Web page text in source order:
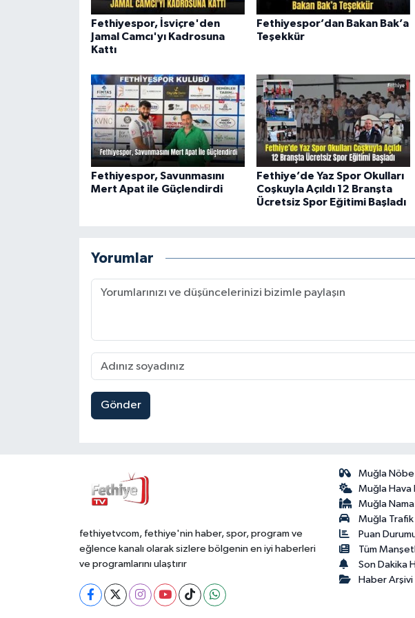
Fethiyespor, İsviçre'den
Jamal Camcı'yı Kadrosuna
Kattı
Fethiyespor’dan Bakan Bak’a
Teşekkür
Fethiyespor, Savunmasını
Mert Apat ile Güçlendirdi
Fethiye’de Yaz Spor Okulları
Coşkuyla Açıldı 12 Branşta
Ücretsiz Spor Eğitimi Başladı
Yorumlar
Gönder
fethiyetvcom, fethiye'nin haber, spor, program ve
eğlence kanalı olarak sizlere bölgenin en iyi haberleri
ve programlarını ulaştırır
Muğla
Muğla Hava
Muğla
Muğla Trafik
Puan
Tüm
Son Dakika
Haber Arşivi